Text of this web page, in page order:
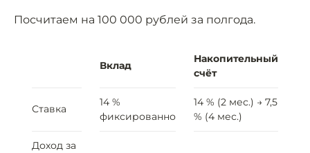
Посчитаем на 100 000 рублей за полгода.
Вклад
Накопительный
счёт
Ставка
14 %
фиксированно
14 % (2 мес.) → 7,5
% (4 мес.)
Доход за